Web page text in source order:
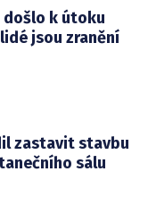
došlo k útoku
jsou zranění
zastavit stavbu
sálu